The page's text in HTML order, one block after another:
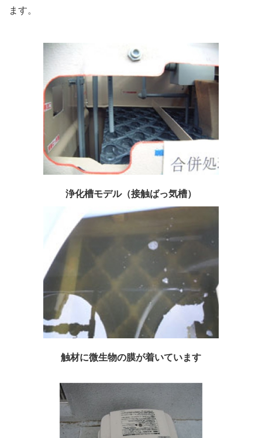
ます。
浄化槽モデル（接触ばっ気槽）
触材に微生物の膜が着いています